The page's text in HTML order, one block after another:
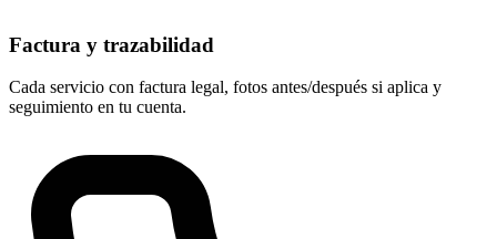
Factura y trazabilidad
Cada servicio con factura legal, fotos antes/después si aplica y
seguimiento en tu cuenta.